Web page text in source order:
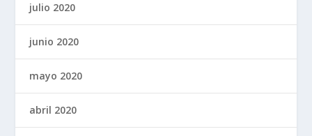
julio 2020
junio 2020
mayo 2020
abril 2020